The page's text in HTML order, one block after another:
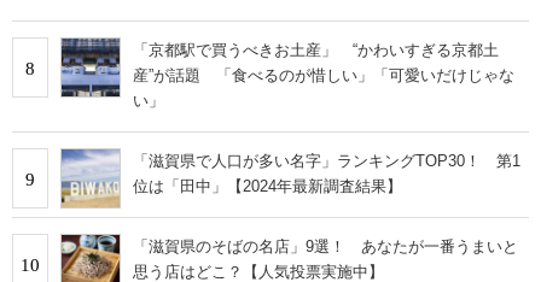
8
「京都駅で買うべきお土産」 “かわいすぎる京都土
産”が話題 「食べるのが惜しい」「可愛いだけじゃな
い」
9
「滋賀県で人口が多い名字」ランキングTOP30！ 第1
位は「田中」【2024年最新調査結果】
10
「滋賀県のそばの名店」9選！ あなたが一番うまいと
思う店はどこ？【人気投票実施中】